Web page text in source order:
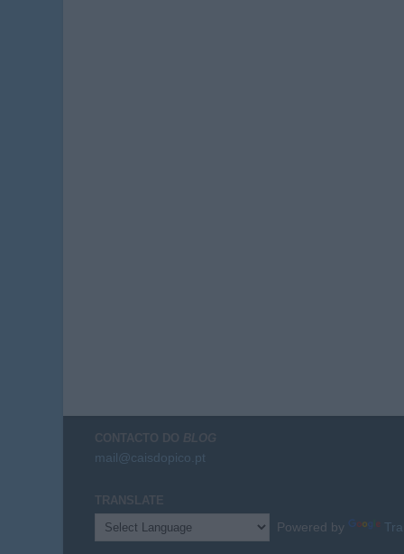
CONTACTO DO BLOG
mail@caisdopico.pt
TRANSLATE
Powered by